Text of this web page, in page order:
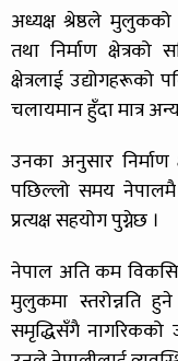
अध्यक्ष श्रेष्ठले
तथा निर्माण क्षेत्रको
क्षेत्रलाई उद्योगहरूको
चलायमान हुँदा मात्र
उनका अनुसार निर्माण
पछिल्लो समय
प्रत्यक्ष सहयोग पुग्नेछ ।
नेपाल अति कम
मुलुकमा स्तरोन्नति
समृद्धिसँगै नागरिकको